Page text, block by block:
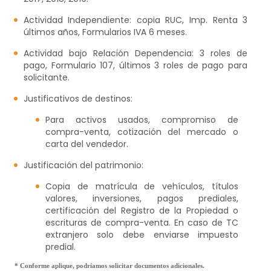
Actividad Independiente: copia RUC, Imp. Renta 3
últimos años, Formularios IVA 6 meses.
Actividad bajo Relación Dependencia: 3 roles de
pago, Formulario 107, últimos 3 roles de pago para
solicitante.
Justificativos de destinos:
Para activos usados, compromiso de
compra-venta, cotización del mercado o
carta del vendedor.
Justificación del patrimonio:
Copia de matrícula de vehículos, títulos
valores, inversiones, pagos prediales,
certificación del Registro de la Propiedad o
escrituras de compra-venta. En caso de TC
extranjero solo debe enviarse impuesto
predial.
* Conforme aplique, podríamos solicitar documentos adicionales.